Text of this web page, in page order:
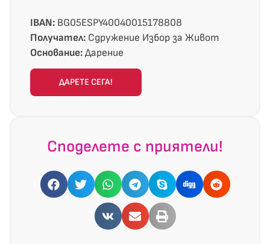
IBAN: BG05ESPY40040015178808
Получател: Сдружение Избор за Живот
Основание:Дарение
ДАРЕТЕ СЕГА!
Споделете с приятели!